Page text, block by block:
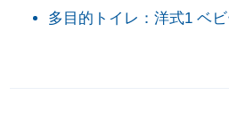
多目的トイレ：洋式1 ベ